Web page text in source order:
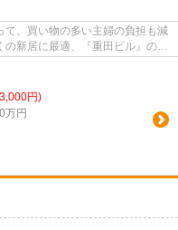
、買い物の多い主婦の負担も減
新居に最適、『重田ビル』の最
円)
万円